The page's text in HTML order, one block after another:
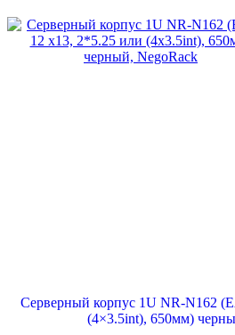
Серверный корпус 1U NR-N162
(4×3.5int), 650мм)